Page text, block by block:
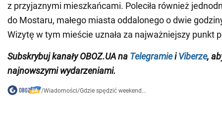
z przyjaznymi mieszkańcami. Poleciła również
do Mostaru, małego miasta oddalonego o dwie
Wizytę w tym mieście uznała za najważniejszy punkt
Subskrybuj kanały OBOZ.UA na TelegramieiViberze,
najnowszymi wydarzeniami.
/Wiadomości/Gdzie spędzić weekend...